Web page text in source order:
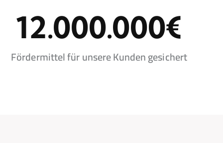
12.000.000€
Fördermittel für unsere Kunden gesichert